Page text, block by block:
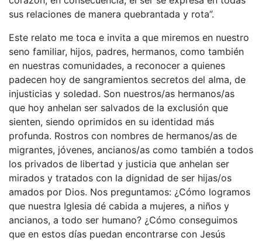
sus relaciones de manera quebrantada y rota”.
Este relato me toca e invita a que miremos en nuestro
seno familiar, hijos, padres, hermanos, como también
en nuestras comunidades, a reconocer a quienes
padecen hoy de sangramientos secretos del alma, de
injusticias y soledad. Son nuestros/as hermanos/as
que hoy anhelan ser salvados de la exclusión que
sienten, siendo oprimidos en su identidad más
profunda. Rostros con nombres de hermanos/as de
migrantes, jóvenes, ancianos/as como también a todos
los privados de libertad y justicia que anhelan ser
mirados y tratados con la dignidad de ser hijas/os
amados por Dios. Nos preguntamos: ¿Cómo logramos
que nuestra Iglesia dé cabida a mujeres, a niños y
ancianos, a todo ser humano? ¿Cómo conseguimos
que en estos días puedan encontrarse con Jesús